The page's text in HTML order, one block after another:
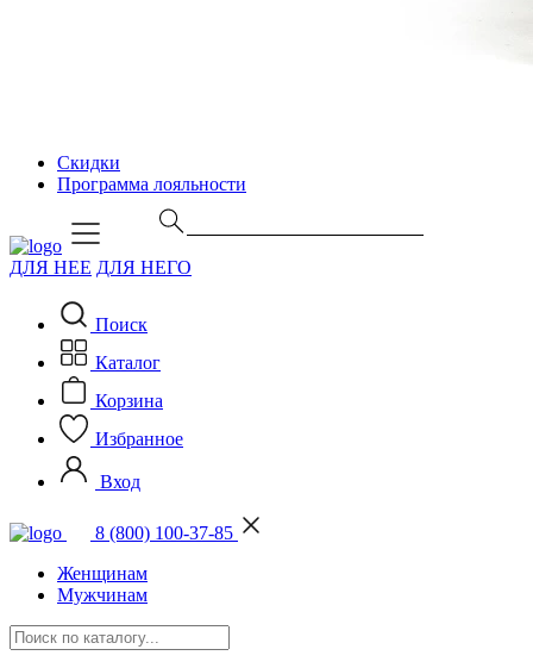
Скидки
Программа лояльности
ДЛЯ НЕЕ ДЛЯ НЕГО
Поиск
Каталог
Корзина
Избранное
Вход
8 (800) 100-37-85
Женщинам
Мужчинам